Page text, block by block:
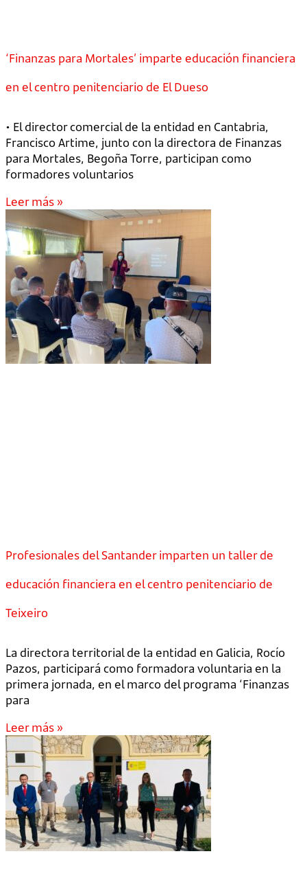
‘Finanzas para Mortales’ imparte educación financiera
en el centro penitenciario de El Dueso
• El director comercial de la entidad en Cantabria,
Francisco Artime, junto con la directora de Finanzas
para Mortales, Begoña Torre, participan como
formadores voluntarios
Leer más »
Profesionales del Santander imparten un taller de
educación financiera en el centro penitenciario de
Teixeiro
La directora territorial de la entidad en Galicia, Rocío
Pazos, participará como formadora voluntaria en la
primera jornada, en el marco del programa ‘Finanzas
para
Leer más »